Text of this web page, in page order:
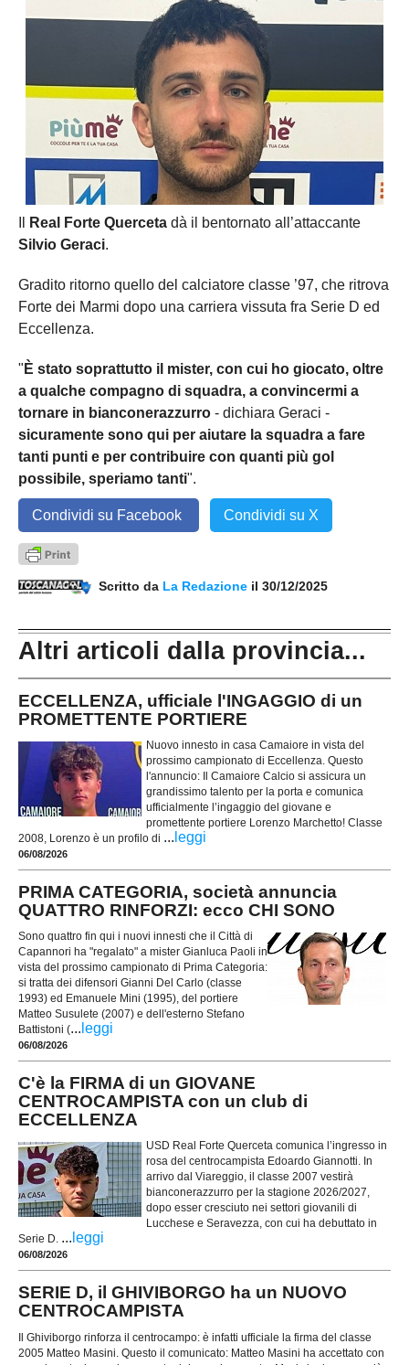
Carica la tua Rosa
Real Forte Querceta dà il bentornato all’attaccante
Silvio Geraci.
Gradito ritorno quello del calciatore classe ’97, che ritrova
Forte dei Marmi dopo una carriera vissuta fra Serie D ed
Eccellenza.
" È stato soprattutto il mister, con cui ho giocato, oltre
a qualche compagno di squadra, a convincermi a
tornare in bianconerazzurro - dichiara Geraci -
sicuramente sono qui per aiutare la squadra a fare
tanti punti e per contribuire con quanti più gol
possibile, speriamo tanti".
Condividi su Facebook Condividi su X
Scritto da La Redazione il 30/12/2025
Altri articoli dalla provincia...
ECCELLENZA, ufficiale l'INGAGGIO di un
PROMETTENTE PORTIERE
Nuovo innesto in casa Camaiore in vista del
prossimo campionato di Eccellenza. Questo
l'annuncio: Il Camaiore Calcio si assicura un
grandissimo talento per la porta e comunica
ufficialmente l’ingaggio del giovane e
promettente portiere Lorenzo Marchetto! Classe
2008, Lorenzo è un profilo di ... leggi
06/08/2026
PRIMA CATEGORIA, società annuncia
QUATTRO RINFORZI: ecco CHI SONO
Sono quattro fin qui i nuovi innesti che il Città di
Capannori ha "regalato" a mister Gianluca Paoli in
vista del prossimo campionato di Prima Categoria:
si tratta dei difensori Gianni Del Carlo (classe
1993) ed Emanuele Mini (1995), del portiere
Matteo Susulete (2007) e dell'esterno Stefano
Battistoni (... leggi
06/08/2026
C'è la FIRMA di un GIOVANE
CENTROCAMPISTA con un club di
ECCELLENZA
USD Real Forte Querceta comunica l’ingresso in
rosa del centrocampista Edoardo Giannotti. In
arrivo dal Viareggio, il classe 2007 vestirà
bianconerazzurro per la stagione 2026/2027,
dopo esser cresciuto nei settori giovanili di
Lucchese e Seravezza, con cui ha debuttato in
Serie D. ... leggi
06/08/2026
SERIE D, il GHIVIBORGO ha un NUOVO
CENTROCAMPISTA
Il Ghiviborgo rinforza il centrocampo: è infatti ufficiale la firma del classe
2005 Matteo Masini. Questo il comunicato: Matteo Masini ha accettato con